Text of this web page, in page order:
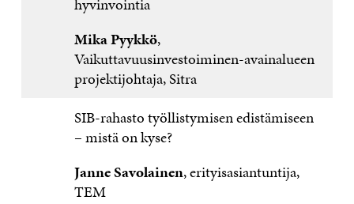
Mika Pyykkö,
Vaikuttavuusinvestoiminen-avainalueen
projektijohtaja, Sitra
SIB-rahasto työllistymisen edistämiseen
– mistä on kyse?
Janne Savolainen, erityisasiantuntija,
TEM